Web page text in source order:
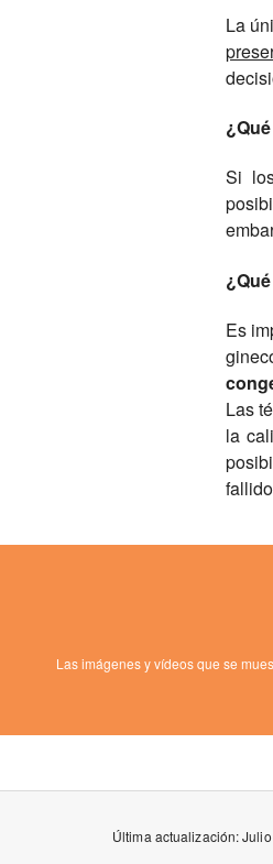
La
Si
Es
Las
la
Las imágenes y vídeos que se
Última actualización: